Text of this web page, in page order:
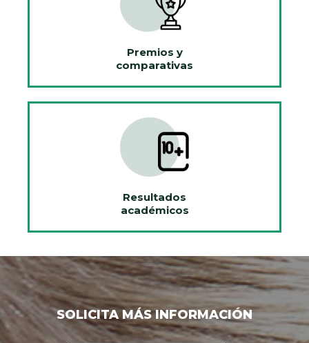
Premios y
comparativas
Resultados
académicos
SOLICITA MÁS INFORMACIÓN